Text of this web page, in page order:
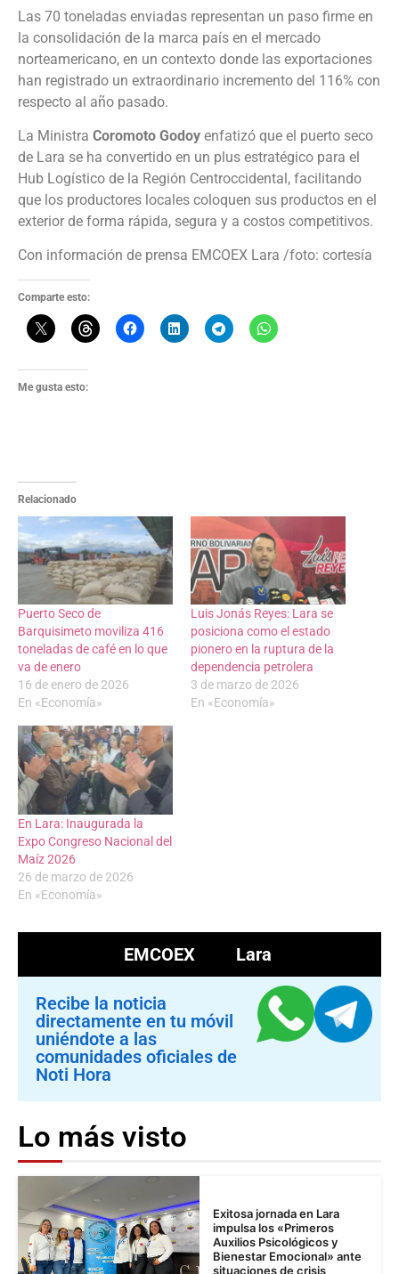
Las 70 toneladas enviadas representan un paso firme en
la consolidación de la marca país en el mercado
norteamericano, en un contexto donde las exportaciones
han registrado un extraordinario incremento del 116% con
respecto al año pasado.
La Ministra Coromoto Godoy enfatizó que el puerto seco
de Lara se ha convertido en un plus estratégico para el
Hub Logístico de la Región Centroccidental, facilitando
que los productores locales coloquen sus productos en el
exterior de forma rápida, segura y a costos competitivos.
Con información de prensa EMCOEX Lara /foto: cortesía
Comparte esto:
Me gusta esto:
Relacionado
Puerto Seco de
Barquisimeto moviliza 416
toneladas de café en lo que
va de enero
16 de enero de 2026
En «Economía»
Luis Jonás Reyes: Lara se
posiciona como el estado
pionero en la ruptura de la
dependencia petrolera
3 de marzo de 2026
En «Economía»
En Lara: Inaugurada la
Expo Congreso Nacional del
Maíz 2026
26 de marzo de 2026
En «Economía»
EMCOEX Lara
Recibe la noticia
directamente en tu móvil
uniéndote a las
comunidades oficiales de
Noti Hora
Lo más visto
Exitosa jornada en Lara
impulsa los «Primeros
Auxilios Psicológicos y
Bienestar Emocional» ante
situaciones de crisis